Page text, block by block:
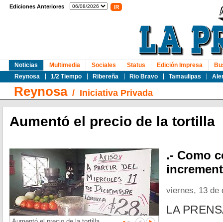
Ediciones Anteriores
Noticias
Reynosa
1/2 Tiempo Ribereña Rio Bravo Tamaulipas
Multimedia Sociales Status Edición Impresa
Reynosa/ Iniciativa Privada
Aumentó el precio de la tortilla
.- Como
viernes, 13 de
LA